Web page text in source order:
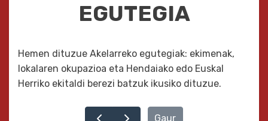
EGUTEGIA
Hemen dituzue Akelarreko egutegiak: ekimenak,
lokalaren okupazioa eta Hendaiako edo Euskal
Herriko ekitaldi berezi batzuk ikusiko dituzue.
Gaur